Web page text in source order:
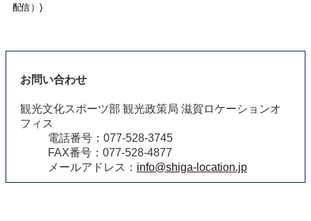
配信）)
お問い合わせ
観光文化スポーツ部 観光政策局 滋賀ロケーションオ
フィス
電話番号：077-528-3745
FAX番号：077-528-4877
メールアドレス： info@shiga-location.jp